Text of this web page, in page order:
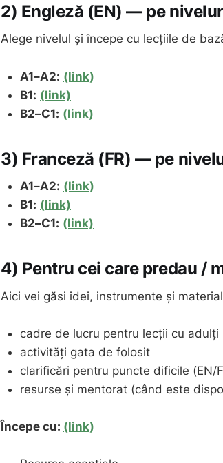
2) Engleză (EN) — pe
Alege nivelul și începe cu lecțiile de
A1–A2: (link)
B1: (link)
B2–C1: (link)
3) Franceză (FR) — pe
A1–A2: (link)
B1: (link)
B2–C1: (link)
4) Pentru cei care predau /
Aici vei găsi idei, instrumente și
cadre de lucru pentru lecții cu adulți
activități gata de folosit
clarificări pentru puncte dificile (EN/
resurse și mentorat (când este
Începe cu: (link)